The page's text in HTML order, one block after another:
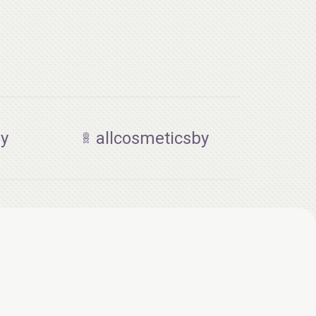
allcosmeticsby